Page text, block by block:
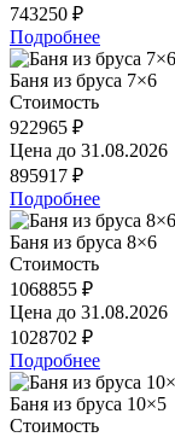
743250 ₽
Подробнее
Баня из бруса 7×6
Стоимость
922965 ₽
Цена до 31.08.2026
895917 ₽
Подробнее
Баня из бруса 8×6
Стоимость
1068855 ₽
Цена до 31.08.2026
1028702 ₽
Подробнее
Баня из бруса 10×5
Стоимость